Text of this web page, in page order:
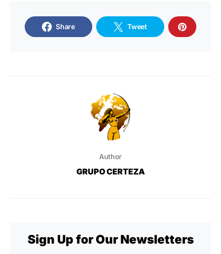
Share Tweet
Author
GRUPO CERTEZA
Sign Up for Our Newsletters